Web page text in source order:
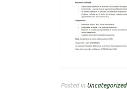
Posted in Uncategorized